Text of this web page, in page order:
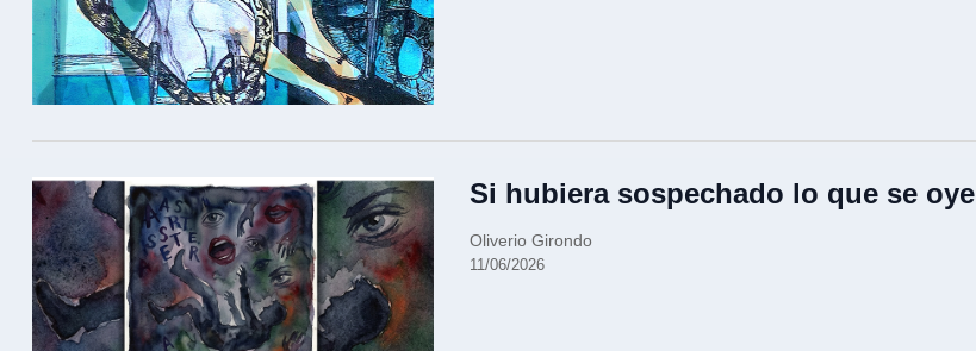
Si hubiera sospechado lo que se oye
Oliverio Girondo
11/06/2026